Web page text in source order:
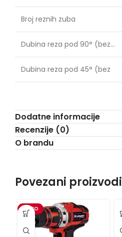
Broj reznih zuba
Dubina reza pod 90° (bez…
Dubina reza pod 45° (bez
Dodatne informacije
Recenzije (0)
O brandu
Povezani proizvodi
VIDEO